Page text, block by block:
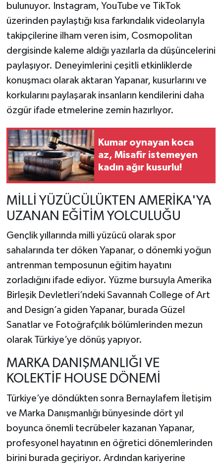
bulunuyor. Instagram, YouTube ve TikTok
üzerinden paylaştığı kısa farkındalık videolarıyla
takipçilerine ilham veren isim, Cosmopolitan
dergisinde kaleme aldığı yazılarla da düşüncelerini
paylaşıyor. Deneyimlerini çeşitli etkinliklerde
konuşmacı olarak aktaran Yapanar, kusurlarını ve
korkularını paylaşarak insanların kendilerini daha
özgür ifade etmelerine zemin hazırlıyor.
Kumar oynayan koca
az, Misafir istemeyen
kadın ağır kusurlu!
MİLLİ YÜZÜCÜLÜKTEN AMERİKA'YA
UZANAN EĞİTİM YOLCULUĞU
Gençlik yıllarında milli yüzücü olarak spor
sahalarında ter döken Yapanar, o dönemki yoğun
antrenman temposunun eğitim hayatını
zorladığını ifade ediyor. Yüzme bursuyla Amerika
Birleşik Devletleri’ndeki Savannah College of Art
and Design’a giden Yapanar, burada Güzel
Sanatlar ve Fotoğrafçılık bölümlerinden mezun
olarak Türkiye’ye dönüş yapıyor.
MARKA DANIŞMANLIĞI VE
KOLEKTİF HOUSE DÖNEMİ
Türkiye’ye döndükten sonra Bernaylafem İletişim
ve Marka Danışmanlığı bünyesinde dört yıl
boyunca önemli tecrübeler kazanan Yapanar,
profesyonel hayatının en öğretici dönemlerinden
birini burada geçiriyor. Ardından kariyerine